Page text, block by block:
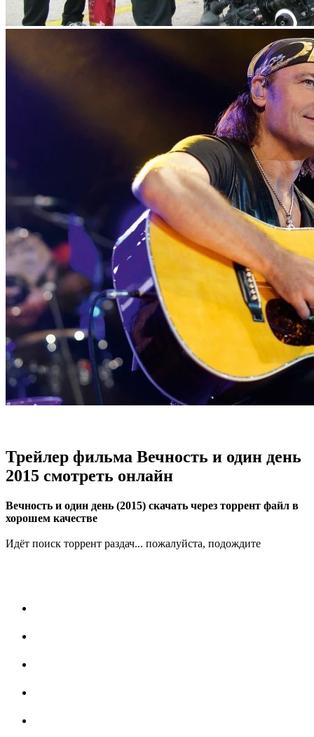
Трейлер фильма Вечность и один день
2015 смотреть онлайн
Вечность и один день (2015) скачать через торрент файл в
хорошем качестве
Идёт поиск торрент раздач... пожалуйста, подождите